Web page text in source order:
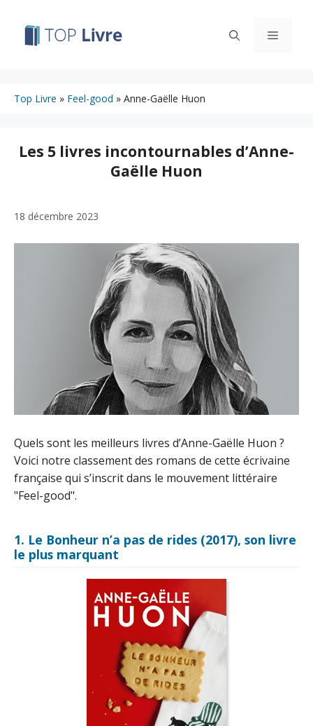
Menu
Top Livre » Feel-good » Anne-Gaëlle Huon
Les 5 livres incontournables d’Anne-
Gaëlle Huon
18 décembre 2023
Quels sont les meilleurs livres d’Anne-Gaëlle Huon ?
Voici notre classement des romans de cette écrivaine
française qui s’inscrit dans le mouvement littéraire
"Feel-good".
1. Le Bonheur n’a pas de rides (2017), son livre
le plus marquant